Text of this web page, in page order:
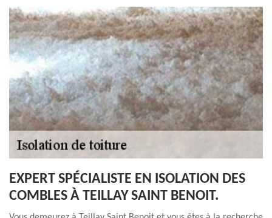
EXPERT SPÉCIALISTE EN ISOLATION DES
COMBLES À TEILLAY SAINT BENOIT.